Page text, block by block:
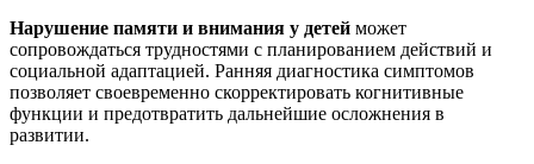
Нарушение памяти и внимания у детей может
сопровождаться трудностями с планированием действий и
социальной адаптацией. Ранняя диагностика симптомов
позволяет своевременно скорректировать когнитивные
функции и предотвратить дальнейшие осложнения в
развитии.